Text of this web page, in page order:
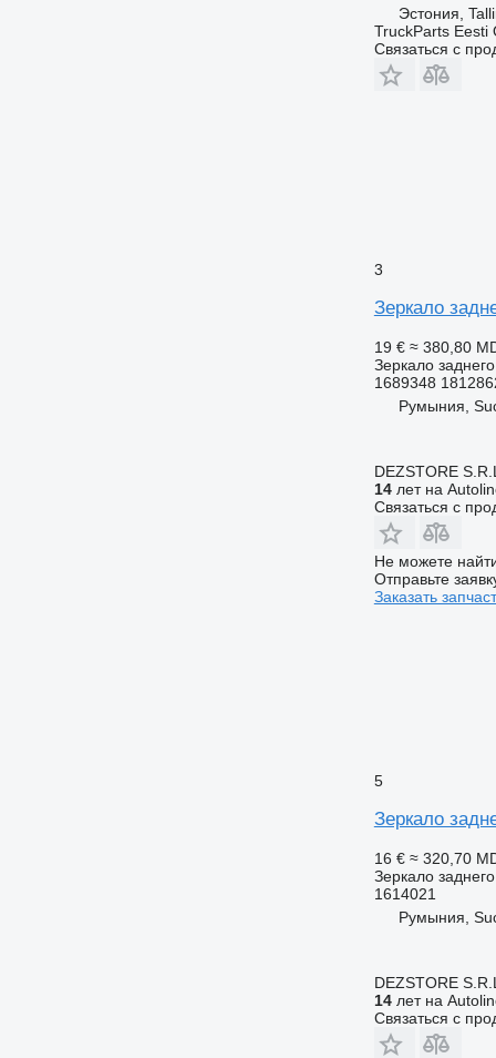
Эстония,
TruckParts Eesti
Связаться с
3
Зеркало
19 € ≈ 380,80
Зеркало
1689348
Румыния,
DEZSTORE S.R.L.
14лет на
Связаться с
Не можете
Отправьте
Заказать
5
Зеркало
16 € ≈ 320,70
Зеркало
1614021
Румыния,
DEZSTORE S.R.L.
14лет на
Связаться с